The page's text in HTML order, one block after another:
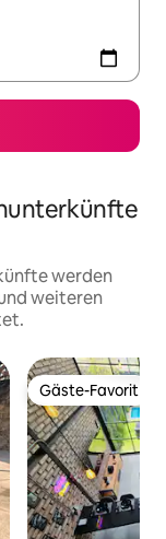
werden
weiteren
Gäste-Favorit
Gäste-Favorit